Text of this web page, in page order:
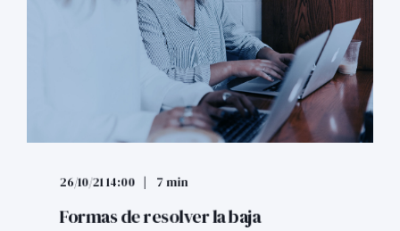
26/10/21 14:00 7 min
Formas de resolver la baja